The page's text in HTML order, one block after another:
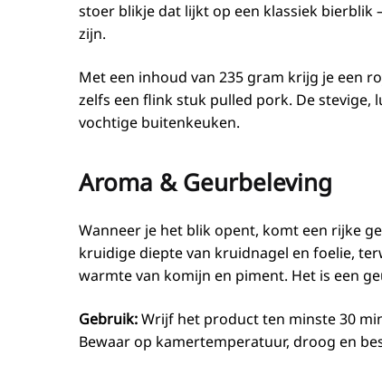
stoer blikje dat lijkt op een klassiek bierblik
zijn.
Met een inhoud van 235 gram krijg je een
zelfs een flink stuk pulled pork. De
vochtige buitenkeuken.
Aroma & Geurbeleving
Wanneer je het blik opent, komt een rijke
kruidige diepte van kruidnagel en foelie,
warmte van komijn en piment. Het is een
Gebruik:Wrijf het product ten minste 30
Bewaar op kamertemperatuur, droog en